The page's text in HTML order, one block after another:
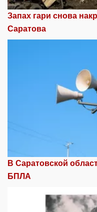
Запах гари снова
Саратова
В Саратовской
БПЛА